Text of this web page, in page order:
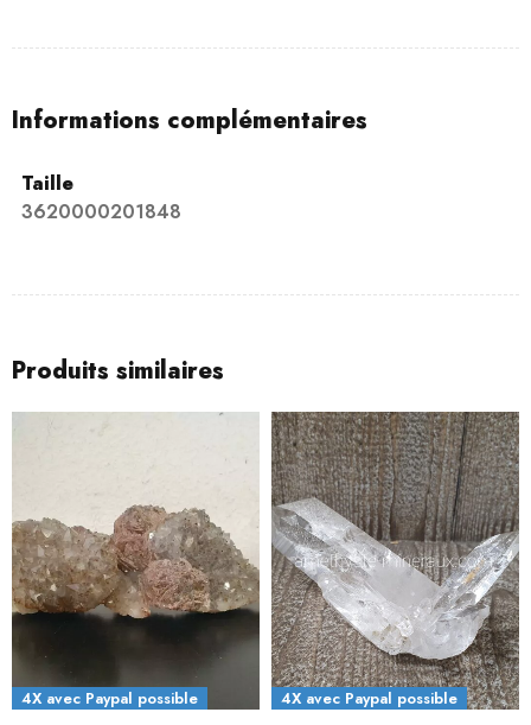
Informations complémentaires
Taille
3620000201848
Produits similaires
4X avec Paypal possible 4X avec Paypal possible